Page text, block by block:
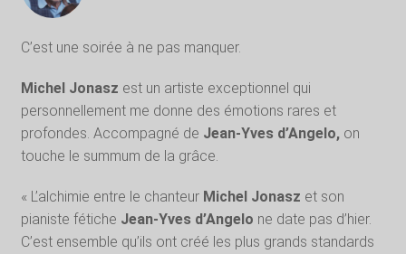
C’est une soirée à ne pas manquer.
Michel Jonasz est un artiste exceptionnel qui
personnellement me donne des émotions rares et
profondes. Accompagné de Jean-Yves d’Angelo,on
touche le summum de la grâce.
« L’alchimie entre le chanteur Michel Jonasz et son
pianiste fétiche Jean-Yves d’Angelo ne date pas d’hier.
C’est ensemble qu’ils ont créé les plus grands standards